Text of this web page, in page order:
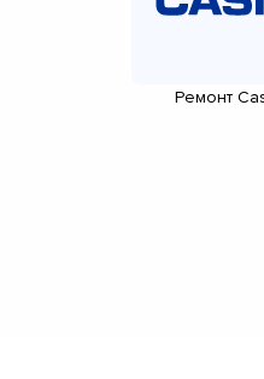
Ремонт